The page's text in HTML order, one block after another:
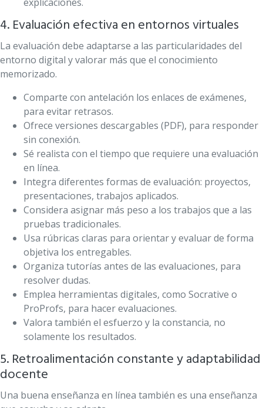
4. Evaluación efectiva en entornos virtuales
La evaluación debe adaptarse a las particularidades del
entorno digital y valorar más que el conocimiento
memorizado.
Comparte con antelación los enlaces de exámenes,
para evitar retrasos.
Ofrece versiones descargables (PDF), para responder
sin conexión.
Sé realista con el tiempo que requiere una evaluación
en línea.
Integra diferentes formas de evaluación: proyectos,
presentaciones, trabajos aplicados.
Considera asignar más peso a los trabajos que a las
pruebas tradicionales.
Usa rúbricas claras para orientar y evaluar de forma
objetiva los entregables.
Organiza tutorías antes de las evaluaciones, para
resolver dudas.
Emplea herramientas digitales, como Socrative o
ProProfs, para hacer evaluaciones.
Valora también el esfuerzo y la constancia, no
solamente los resultados.
5. Retroalimentación constante y adaptabilidad
docente
Una buena enseñanza en línea también es una enseñanza